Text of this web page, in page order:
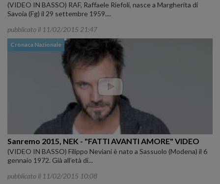
(VIDEO IN BASSO) RAF, Raffaele Riefoli, nasce a Margherita di
Savoia (Fg) il 29 settembre 1959....
pubblicato il 11/02/2015 21:47
Cronaca Nazionale
Sanremo 2015, NEK - "FATTI AVANTI AMORE" VIDEO
(VIDEO IN BASSO) Filippo Neviani è nato a Sassuolo (Modena) il 6
gennaio 1972. Già all’età di...
pubblicato il 11/02/2015 10:08